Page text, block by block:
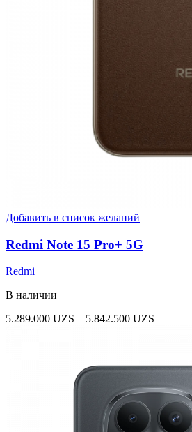
Добавить в список желаний
Redmi Note 15 Pro+ 5G
Redmi
В наличии
5.289.000 UZS – 5.842.500 UZS